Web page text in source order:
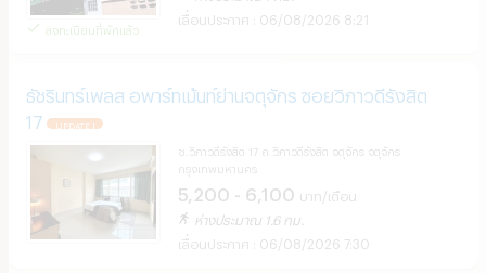
ลงทะเบียนที่พักแล้ว
06/08/2026 8:21
ธัชรินทร์เพลส อพาร์ทเม้นท์ย่านจตุจักร ซอยวิภาวดีรังสิต
17
UPDATE !
ซ.วิภาวดีรังสิต 17 ถ.วิภาวดีรังสิต จตุจักร จตุจักร
กรุงเทพมหานคร
5,200 - 6,100 บาท/เดือน
ห่างประมาณ 1.6 กม.
06/08/2026 7:30